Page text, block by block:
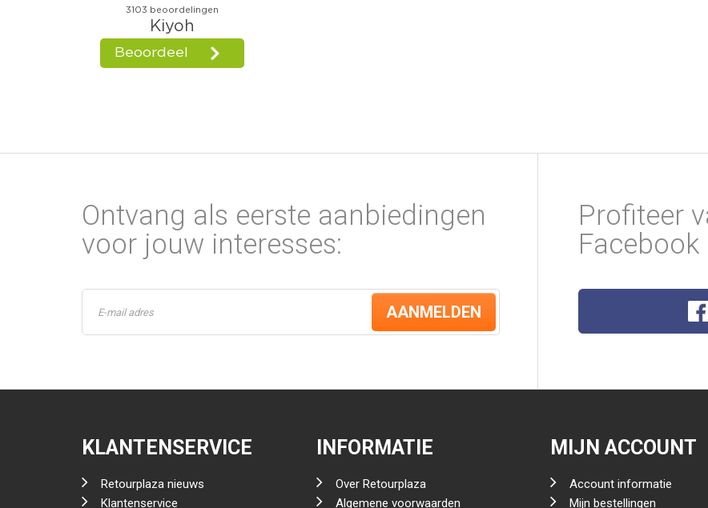
Ontvang als eerste aanbiedingen
voor jouw interesses:
AANMELDEN
Profiteer
Facebook
KLANTENSERVICE
Retourplaza nieuws
Klantenservice
INFORMATIE
Over Retourplaza
Algemene voorwaarden
MIJN ACCOUNT
Account informatie
Mijn bestellingen